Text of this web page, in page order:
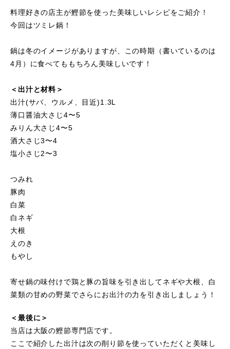
料理好きの店主が鰹節を使った美味しいレシピをご紹介！
今回はツミレ鍋！
鍋は冬のイメージがありますが、この時期（書いているのは
4月）に食べてももちろん美味しいです！
＜出汁と材料＞
出汁(サバ、ウルメ、目近)1.3L
薄口醤油大さじ4〜5
みりん大さじ4〜5
酒大さじ3〜4
塩小さじ2〜3
つみれ
豚肉
白菜
白ネギ
大根
えのき
もやし
寄せ鍋の味付けで鶏と豚の旨味を引き出してネギや大根、白
菜類の甘めの野菜でさらにお出汁の力を引き出しましょう！
＜最後に＞
当店は大阪の鰹節専門店です。
ここで紹介した出汁は次の削り節を使っていただくと美味し